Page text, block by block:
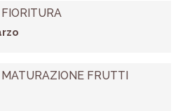
MATURAZIONE FRUTTI